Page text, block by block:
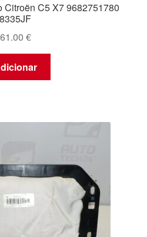
Citroën C5 X7 9682751780
8335JF
61.00 €